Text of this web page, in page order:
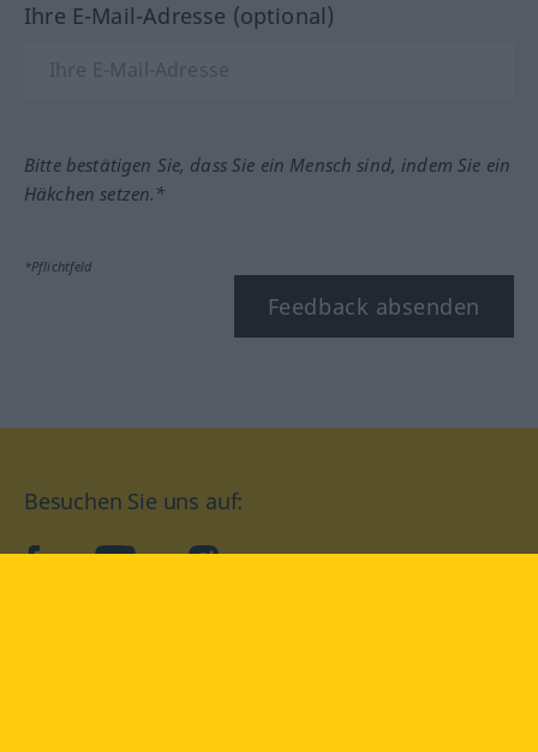
Ihre E-Mail-Adresse (optional)
Bitte bestätigen Sie, dass Sie ein Mensch sind, indem Sie ein
Häkchen setzen.*
*Pflichtfeld
Feedback absenden
Besuchen Sie uns auf:
facebookYouTube Instagram